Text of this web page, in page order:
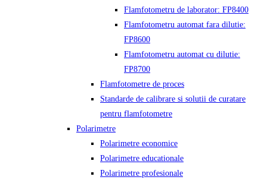
Flamfotometru de laborator: FP8400
Flamfotometru automat fara dilutie:
FP8600
Flamfotometru automat cu dilutie:
FP8700
Flamfotometre de proces
Standarde de calibrare si solutii de curatare
pentru flamfotometre
Polarimetre
Polarimetre economice
Polarimetre educationale
Polarimetre profesionale